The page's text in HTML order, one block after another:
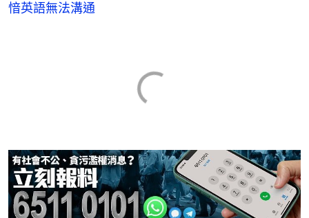
愔英語無法溝通